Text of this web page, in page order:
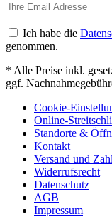
Ich habe die
genommen.
* Alle Preise inkl.
ggf.
Cookie-
Online-
Standorte &
Kontakt
Versand und
Widerrufsrecht
Datenschutz
AGB
Impressum